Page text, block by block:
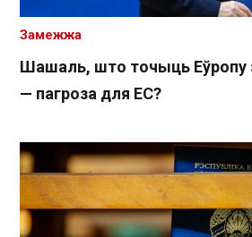
Шашаль, што точыць Еўропу
— пагроза для ЕС?
Замежжа